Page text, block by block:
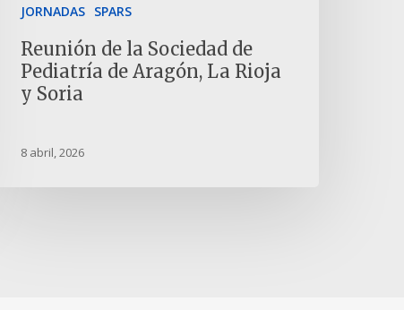
JORNADAS SPARS
Reunión de la Sociedad de
Pediatría de Aragón, La Rioja
y Soria
8 abril, 2026